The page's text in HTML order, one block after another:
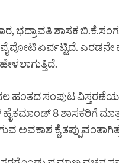
ಭದ್ರಾವತಿ ಶಾಸಕ
ಪೈಪೋಟಿ ಏರ್ಪಟ್ಟಿದೆ.
ಹಂತದ ಸಂಪುಟ
ಹೈಕಮಾಂಡ್ 8 ಶಾಸಕರಿಗೆ
ಅವಕಾಶ ಕೈ